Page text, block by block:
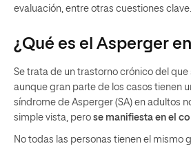
evaluación, entre otras cuestiones clave.
¿Qué es el Asperger
Se trata de un trastorno crónico del
aunque gran parte de los casos tienen
síndrome de Asperger (SA) en adultos
simple vista, pero se manifiesta en el
No todas las personas tienen el mismo